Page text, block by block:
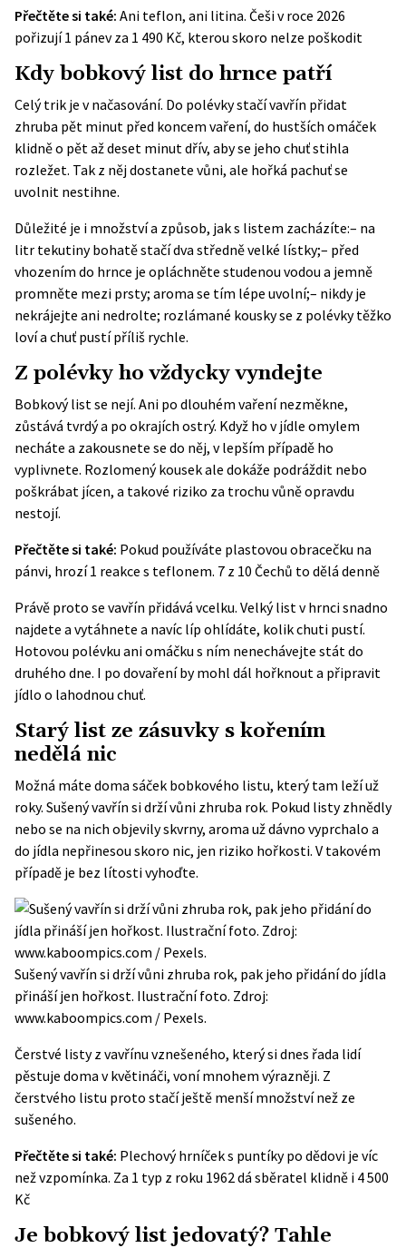
Přečtěte si také: Ani teflon, ani litina. Češi v roce 2026
pořizují 1 pánev za 1 490 Kč, kterou skoro nelze poškodit
Kdy bobkový list do hrnce patří
Celý trik je v načasování. Do polévky stačí vavřín přidat
zhruba pět minut před koncem vaření, do hustších omáček
klidně o pět až deset minut dřív, aby se jeho chuť stihla
rozležet. Tak z něj dostanete vůni, ale hořká pachuť se
uvolnit nestihne.
Důležité je i množství a způsob, jak s listem zacházíte:– na
litr tekutiny bohatě stačí dva středně velké lístky;– před
vhozením do hrnce je opláchněte studenou vodou a jemně
promněte mezi prsty; aroma se tím lépe uvolní;– nikdy je
nekrájejte ani nedrolte; rozlámané kousky se z polévky těžko
loví a chuť pustí příliš rychle.
Z polévky ho vždycky vyndejte
Bobkový list se nejí. Ani po dlouhém vaření nezměkne,
zůstává tvrdý a po okrajích ostrý. Když ho v jídle omylem
necháte a zakousnete se do něj, v lepším případě ho
vyplivnete. Rozlomený kousek ale dokáže podráždit nebo
poškrábat jícen, a takové riziko za trochu vůně opravdu
nestojí.
Přečtěte si také: Pokud používáte plastovou obracečku na
pánvi, hrozí 1 reakce s teflonem. 7 z 10 Čechů to dělá denně
Právě proto se vavřín přidává vcelku. Velký list v hrnci snadno
najdete a vytáhnete a navíc líp ohlídáte, kolik chuti pustí.
Hotovou polévku ani omáčku s ním nenechávejte stát do
druhého dne. I po dovaření by mohl dál hořknout a připravit
jídlo o lahodnou chuť.
Starý list ze zásuvky s kořením
nedělá nic
Možná máte doma sáček bobkového listu, který tam leží už
roky. Sušený vavřín si drží vůni zhruba rok. Pokud listy zhnědly
nebo se na nich objevily skvrny, aroma už dávno vyprchalo a
do jídla nepřinesou skoro nic, jen riziko hořkosti. V takovém
případě je bez lítosti vyhoďte.
Sušený vavřín si drží vůni zhruba rok, pak jeho přidání do jídla
přináší jen hořkost. Ilustrační foto. Zdroj:
www.kaboompics.com / Pexels.
Čerstvé listy z vavřínu vznešeného, který si dnes řada lidí
pěstuje doma v květináči, voní mnohem výrazněji. Z
čerstvého listu proto stačí ještě menší množství než ze
sušeného.
Přečtěte si také: Plechový hrníček s puntíky po dědovi je víc
než vzpomínka. Za 1 typ z roku 1962 dá sběratel klidně i 4 500
Kč
Je bobkový list jedovatý? Tahle